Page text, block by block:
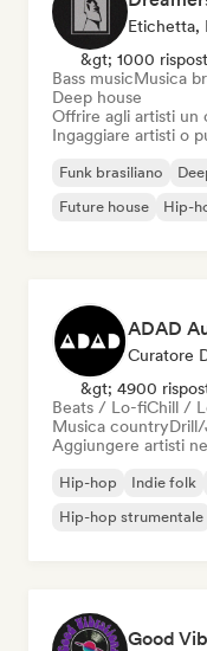
Etichetta,
&gt; 1000
Bass musicMusica
Deep house
Offrire agli artisti un
Ingaggiare artisti o
Funk brasiliano
Future house
Hip-
ADAD
Curatore
&gt; 4900
Beats / Lo-fiChill /
Musica country
Aggiungere artisti
Hip-hop Indie folk
Hip-hop strumentale
Good